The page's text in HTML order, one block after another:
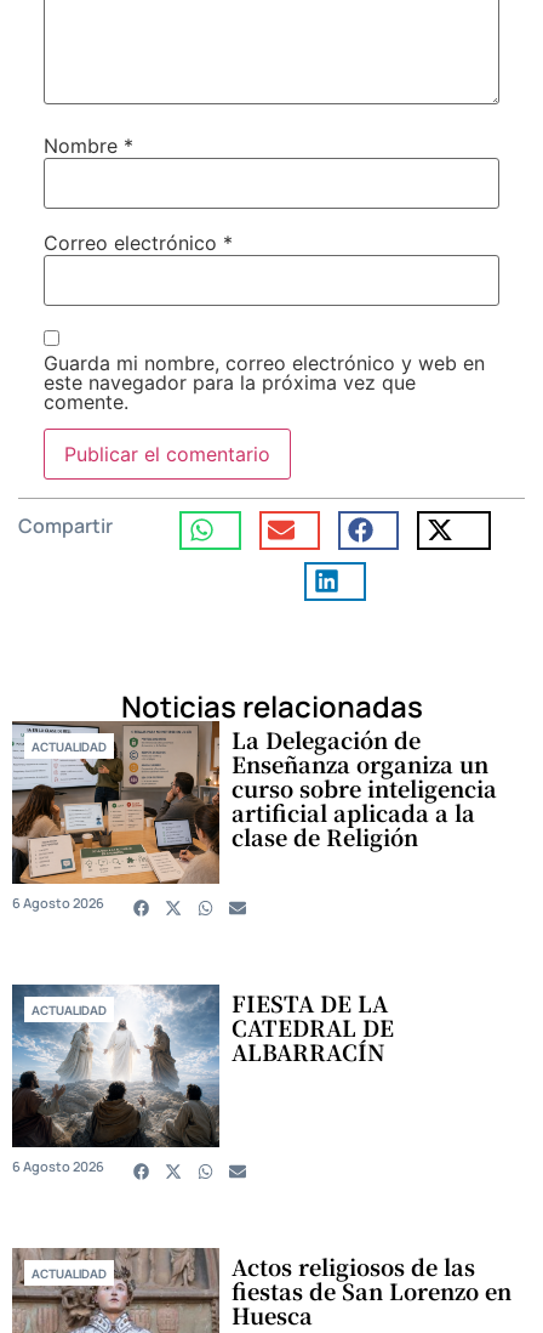
Nombre *
Correo electrónico *
Guarda mi nombre, correo electrónico y web en
este navegador para la próxima vez que
comente.
Compartir
Noticias relacionadas
ACTUALIDAD La Delegación de
Enseñanza organiza un
curso sobre inteligencia
artificial aplicada a la
clase de Religión
6 Agosto 2026
ACTUALIDAD FIESTA DE LA
CATEDRAL DE
ALBARRACÍN
6 Agosto 2026
ACTUALIDAD Actos religiosos de las
fiestas de San Lorenzo en
Huesca